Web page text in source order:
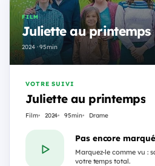
FILM
Juliette au printemps
2024 · 95min
VOTRE SUIVI
Juliette au printemps
Film 2024 95min Drame
Pas encore
Marquez-le comme vu :
votre temps total.